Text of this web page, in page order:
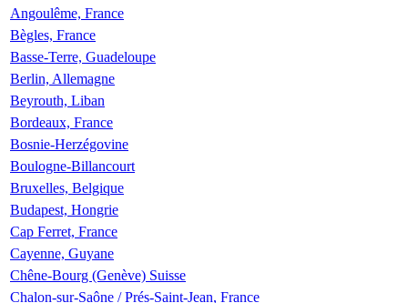
Angoulême, France
Bègles, France
Basse-Terre, Guadeloupe
Berlin, Allemagne
Beyrouth, Liban
Bordeaux, France
Bosnie-Herzégovine
Boulogne-Billancourt
Bruxelles, Belgique
Budapest, Hongrie
Cap Ferret, France
Cayenne, Guyane
Chêne-Bourg (Genève) Suisse
Chalon-sur-Saône / Prés-Saint-Jean, France